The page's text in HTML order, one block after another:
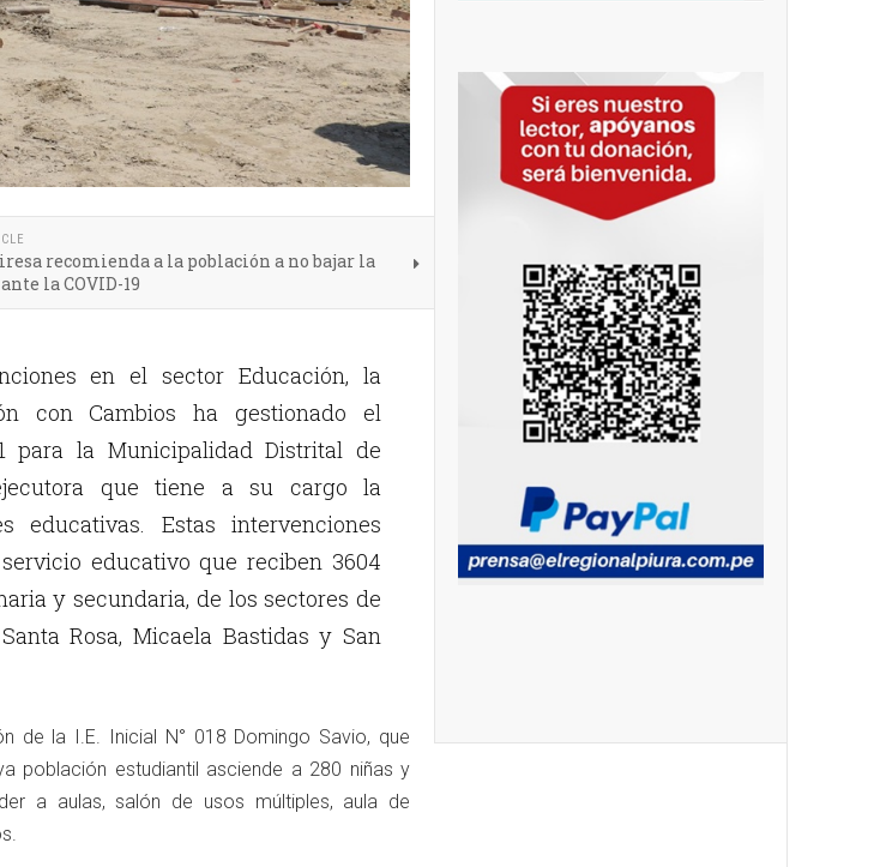
recomienda a la población a no bajar la
la COVID-19
en el sector Educación, la
con Cambios ha gestionado el
para la Municipalidad Distrital de
que tiene a su cargo la
educativas. Estas intervenciones
educativo que reciben 3604
y secundaria, de los sectores de
Rosa, Micaela Bastidas y San
de la I.E. Inicial N° 018 Domingo Savio, que
población estudiantil asciende a 280 niñas y
a aulas, salón de usos múltiples, aula de